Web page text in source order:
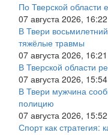
По Тверской области
07 августа 2026, 16:22
В Твери
тяжёлые травмы
07 августа 2026, 16:21
В Тверской области
07 августа 2026, 15:54
В Твери мужчина
полицию
07 августа 2026, 15:52
Спорт как стратегия: